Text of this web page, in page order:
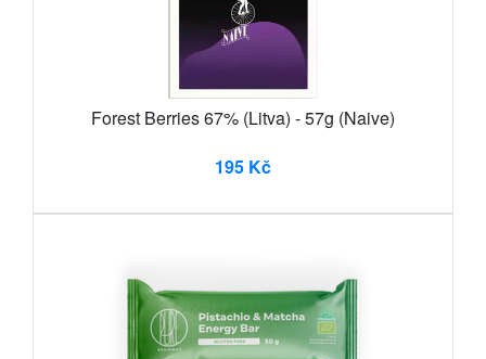
Forest Berries 67% (Litva) - 57g (Naive)
195 Kč